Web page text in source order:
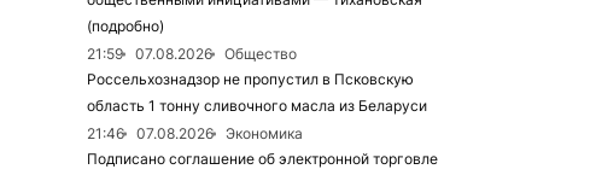
(подробно)
21:59
07.08.2026
Общество
Россельхознадзор не пропустил в Псковскую
область 1 тонну сливочного масла из Беларуси
21:46
07.08.2026
Экономика
Подписано соглашение об электронной торговле